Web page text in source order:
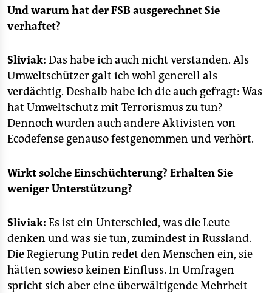
Und warum hat der FSB ausgerechnet Sie
verhaftet?
Sliviak: Das habe ich auch nicht verstanden. Als
Umweltschützer galt ich wohl generell als
verdächtig. Deshalb habe ich die auch gefragt: Was
hat Umweltschutz mit Terrorismus zu tun?
Dennoch wurden auch andere Aktivisten von
Ecodefense genauso festgenommen und verhört.
Wirkt solche Einschüchterung? Erhalten Sie
weniger Unterstützung?
Sliviak: Es ist ein Unterschied, was die Leute
denken und was sie tun, zumindest in Russland.
Die Regierung Putin redet den Menschen ein, sie
hätten sowieso keinen Einfluss. In Umfragen
spricht sich aber eine überwältigende Mehrheit